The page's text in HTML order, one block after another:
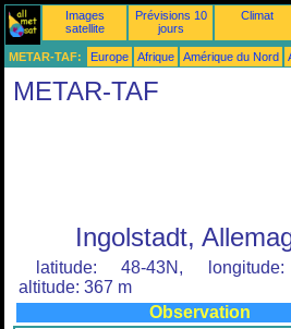
Images
satellite
Prévisions 10
jours
Climat
METAR-TAF: Europe Afrique Amérique du Nord
METAR-TAF
Ingolstadt,
latitude: 48-43N,
altitude: 367 m
Observation